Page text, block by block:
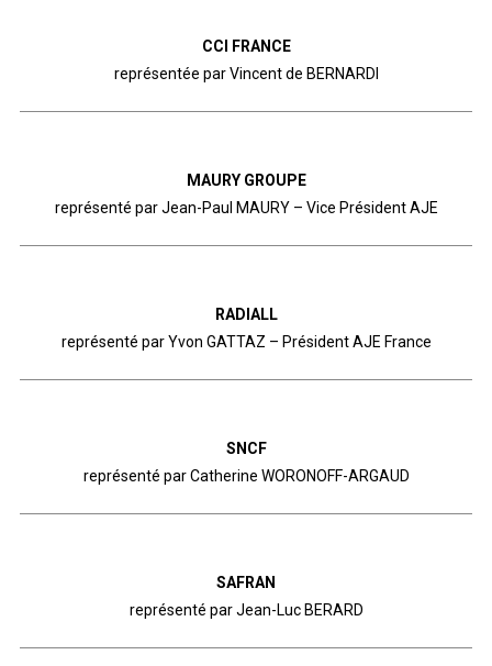
CCI FRANCE
représentée par Vincent de BERNARDI
MAURY GROUPE
représenté par Jean-Paul MAURY – Vice Président AJE
RADIALL
représenté par Yvon GATTAZ – Président AJE France
SNCF
représenté par Catherine WORONOFF-ARGAUD
SAFRAN
représenté par Jean-Luc BERARD